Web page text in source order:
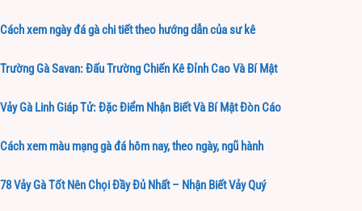
Cách xem ngày đá gà chi tiết theo hướng dẫn của sư kê
Trường Gà Savan: Đấu Trường Chiến Kê Đỉnh Cao Và Bí Mật
Vảy Gà Linh Giáp Tử: Đặc Điểm Nhận Biết Và Bí Mật Đòn Cáo
Cách xem màu mạng gà đá hôm nay, theo ngày, ngũ hành
78 Vảy Gà Tốt Nên Chọi Đầy Đủ Nhất – Nhận Biết Vảy Quý